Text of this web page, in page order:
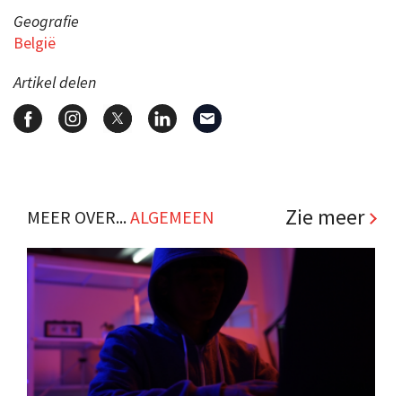
Geografie
België
Artikel delen
MEER OVER...ALGEMEEN Zie meer